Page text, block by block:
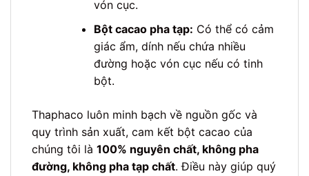
vón cục.
Bột cacao pha tạp: Có thể có cảm
giác ẩm, dính nếu chứa nhiều
đường hoặc vón cục nếu có tinh
bột.
Thaphaco luôn minh bạch về nguồn gốc và
quy trình sản xuất, cam kết bột cacao của
chúng tôi là 100% nguyên chất, không pha
đường, không pha tạp chất. Điều này giúp quý